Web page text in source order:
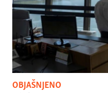
OBJAŠNJENO